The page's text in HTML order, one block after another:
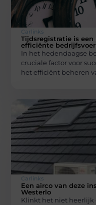
Carlinks
Tijdsregistratie is een
efficiënte
In het hedendaagse
cruciale factor voor
het efficiënt beheren
Carlinks
Een airco van deze
Westerlo
Klinkt het niet heerlijk